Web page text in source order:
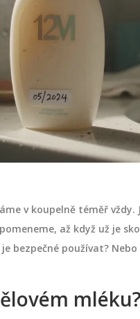
v koupelně téměř
až když už je
bezpečné používat?
mléku?